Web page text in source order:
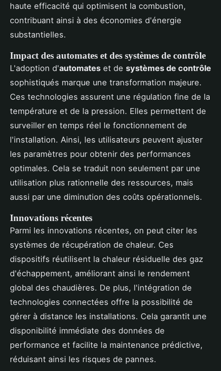
haute efficacité qui optimisent la combustion,
contribuant ainsi à des économies d'énergie
substantielles.
Impact des automates et des systèmes de contrôle
L'adoption d'automates et de systèmes de contrôle
sophistiqués marque une transformation majeure.
Ces technologies assurent une régulation fine de la
température et de la pression. Elles permettent de
surveiller en temps réel le fonctionnement de
l'installation. Ainsi, les utilisateurs peuvent ajuster
les paramètres pour obtenir des performances
optimales. Cela se traduit non seulement par une
utilisation plus rationnelle des ressources, mais
aussi par une diminution des coûts opérationnels.
Innovations récentes
Parmi les innovations récentes, on peut citer les
systèmes de récupération de chaleur. Ces
dispositifs réutilisent la chaleur résiduelle des gaz
d'échappement, améliorant ainsi le rendement
global des chaudières. De plus, l'intégration de
technologies connectées offre la possibilité de
gérer à distance les installations. Cela garantit une
disponibilité immédiate des données de
performance et facilite la maintenance prédictive,
réduisant ainsi les risques de pannes.